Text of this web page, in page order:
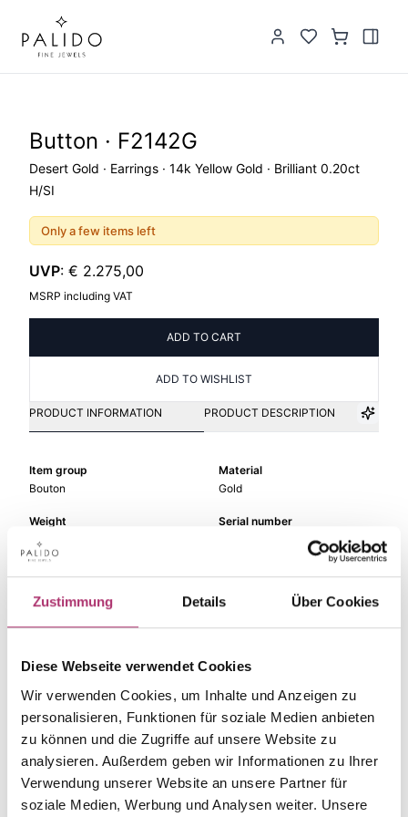
Zustimmung Details Über Cookies
Diese Webseite verwendet Cookies
Wir verwenden Cookies, um Inhalte und Anzeigen zu
personalisieren, Funktionen für soziale Medien anbieten
zu können und die Zugriffe auf unsere Website zu
analysieren. Außerdem geben wir Informationen zu Ihrer
Verwendung unserer Website an unsere Partner für
soziale Medien, Werbung und Analysen weiter. Unsere
Button · F2142G
Desert Gold · Earrings · 14k Yellow Gold · Brilliant 0.20ct
H/SI
Only a few items left
UVP: € 2.275,00
MSRP including VAT
ADD TO CART
ADD TO WISHLIST
PRODUCT INFORMATION PRODUCT DESCRIPTION
Item group
Bouton
Material
Gold
Weight
Serial number
1.39.571.GG.585.018.0.0
Metal Fineness
Size
-
Gem Color
white
Gem Type
Diamond
Gem
fc diamond